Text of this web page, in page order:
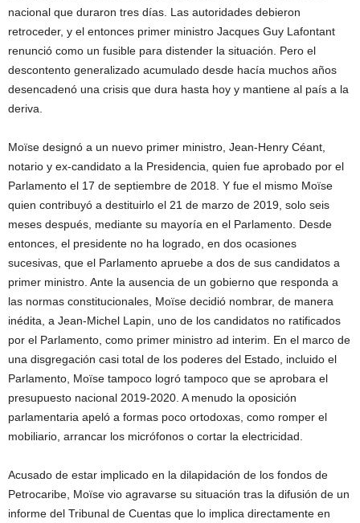
nacional que duraron tres días. Las autoridades debieron
retroceder, y el entonces primer ministro Jacques Guy Lafontant
renunció como un fusible para distender la situación. Pero el
descontento generalizado acumulado desde hacía muchos años
desencadenó una crisis que dura hasta hoy y mantiene al país a la
deriva.
Moïse designó a un nuevo primer ministro, Jean-Henry Céant,
notario y ex-candidato a la Presidencia, quien fue aprobado por el
Parlamento el 17 de septiembre de 2018. Y fue el mismo Moïse
quien contribuyó a destituirlo el 21 de marzo de 2019, solo seis
meses después, mediante su mayoría en el Parlamento. Desde
entonces, el presidente no ha logrado, en dos ocasiones
sucesivas, que el Parlamento apruebe a dos de sus candidatos a
primer ministro. Ante la ausencia de un gobierno que responda a
las normas constitucionales, Moïse decidió nombrar, de manera
inédita, a Jean-Michel Lapin, uno de los candidatos no ratificados
por el Parlamento, como primer ministro ad interim. En el marco de
una disgregación casi total de los poderes del Estado, incluido el
Parlamento, Moïse tampoco logró tampoco que se aprobara el
presupuesto nacional 2019-2020. A menudo la oposición
parlamentaria apeló a formas poco ortodoxas, como romper el
mobiliario, arrancar los micrófonos o cortar la electricidad.
Acusado de estar implicado en la dilapidación de los fondos de
Petrocaribe, Moïse vio agravarse su situación tras la difusión de un
informe del Tribunal de Cuentas que lo implica directamente en